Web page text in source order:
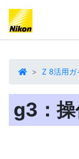
Z 8活用ガ
g3：